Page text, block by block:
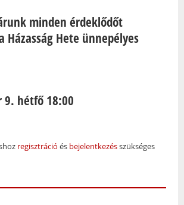
minden érdeklődőt
Házasság Hete ünnepélyes
9. hétfő 18:00
regisztráció és bejelentkezésszükséges